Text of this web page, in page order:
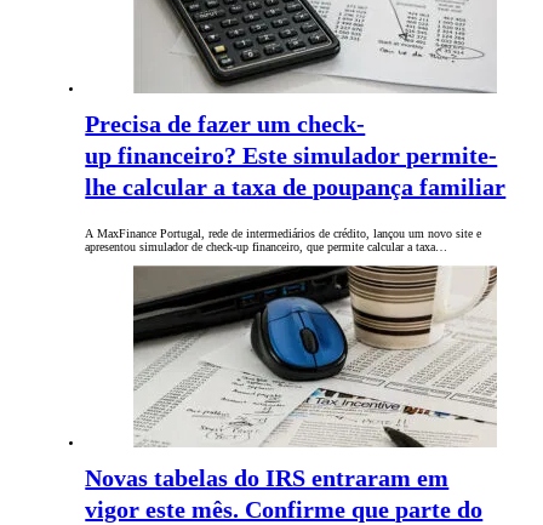
Precisa de fazer um check-
up financeiro? Este simulador permite-
lhe calcular a taxa de poupança familiar
A MaxFinance Portugal, rede de intermediários de crédito, lançou um novo site e
apresentou simulador de check-up financeiro, que permite calcular a taxa…
Novas tabelas do IRS entraram em
vigor este mês. Confirme que parte do